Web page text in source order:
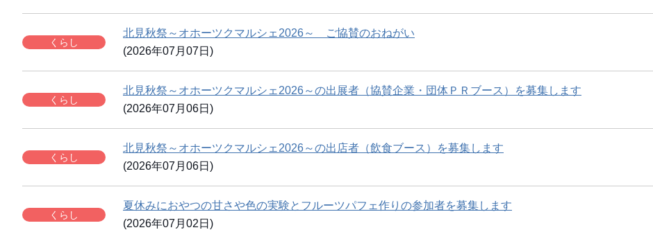
くらし
北見秋祭～オホーツクマルシェ2026～ ご協賛のおねがい
(2026年07月07日)
くらし
北見秋祭～オホーツクマルシェ2026～の出展者（協賛企業・団体ＰＲブース）を募集します
(2026年07月06日)
くらし
北見秋祭～オホーツクマルシェ2026～の出店者（飲食ブース）を募集します
(2026年07月06日)
くらし
夏休みにおやつの甘さや色の実験とフルーツパフェ作りの参加者を募集します
(2026年07月02日)